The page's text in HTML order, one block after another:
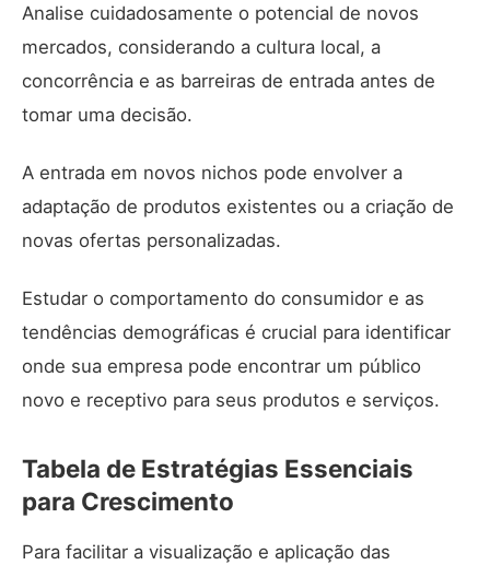
Analise cuidadosamente o potencial de novos
mercados, considerando a cultura local, a
concorrência e as barreiras de entrada antes de
tomar uma decisão.
A entrada em novos nichos pode envolver a
adaptação de produtos existentes ou a criação de
novas ofertas personalizadas.
Estudar o comportamento do consumidor e as
tendências demográficas é crucial para identificar
onde sua empresa pode encontrar um público
novo e receptivo para seus produtos e serviços.
Tabela de Estratégias Essenciais
para Crescimento
Para facilitar a visualização e aplicação das